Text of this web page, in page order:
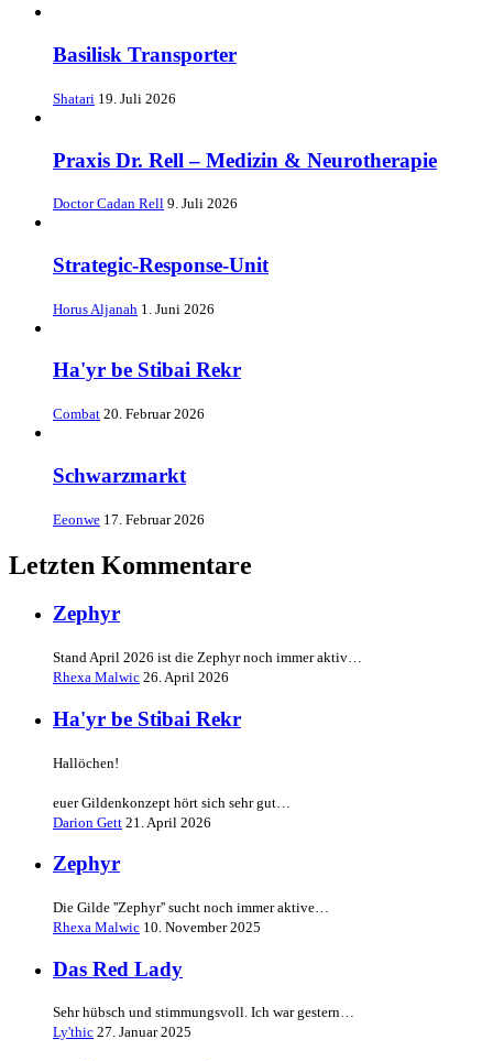
Basilisk Transporter
Shatari 19. Juli 2026
Praxis Dr. Rell – Medizin & Neurotherapie
Doctor Cadan Rell 9. Juli 2026
Strategic-Response-Unit
Horus Aljanah 1. Juni 2026
Ha'yr be Stibai Rekr
Combat 20. Februar 2026
Schwarzmarkt
Eeonwe 17. Februar 2026
Letzten Kommentare
Zephyr
Stand April 2026 ist die Zephyr noch immer aktiv…
Rhexa Malwic 26. April 2026
Ha'yr be Stibai Rekr
Hallöchen!
euer Gildenkonzept hört sich sehr gut…
Darion Gett 21. April 2026
Zephyr
Die Gilde ''Zephyr'' sucht noch immer aktive…
Rhexa Malwic 10. November 2025
Das Red Lady
Sehr hübsch und stimmungsvoll. Ich war gestern…
Ly'thic 27. Januar 2025